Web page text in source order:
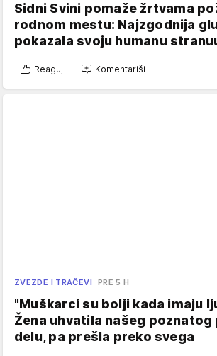
Sidni Svini pomaže žrtvama
rodnom mestu: Najzgodnija
pokazala svoju humanu
Reaguj Komentariši
ZVEZDE I TRAČEVI PRE 5 H
"Muškarci su bolji kada imaju
Žena uhvatila našeg poznatog
delu, pa prešla preko svega